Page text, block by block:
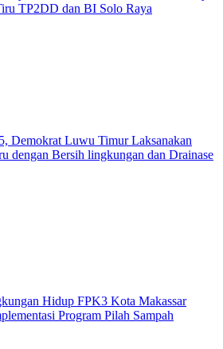
TP2DD dan BI Solo Raya
Demokrat Luwu Timur Laksanakan
dengan Bersih lingkungan dan Drainase
Hidup FPK3 Kota Makassar
Program Pilah Sampah